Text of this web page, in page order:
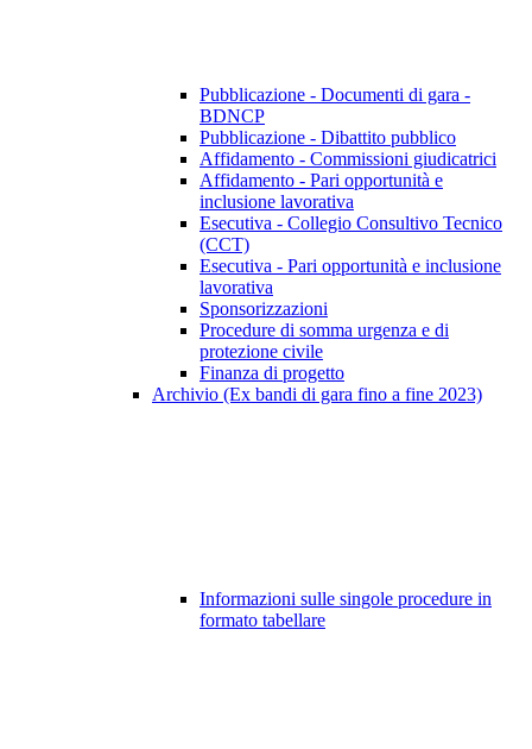
Pubblicazione - Documenti di gara -
BDNCP
Pubblicazione - Dibattito pubblico
Affidamento - Commissioni giudicatrici
Affidamento - Pari opportunità e
inclusione lavorativa
Esecutiva - Collegio Consultivo Tecnico
(CCT)
Esecutiva - Pari opportunità e inclusione
lavorativa
Sponsorizzazioni
Procedure di somma urgenza e di
protezione civile
Finanza di progetto
Archivio (Ex bandi di gara fino a fine 2023)
Informazioni sulle singole procedure in
formato tabellare